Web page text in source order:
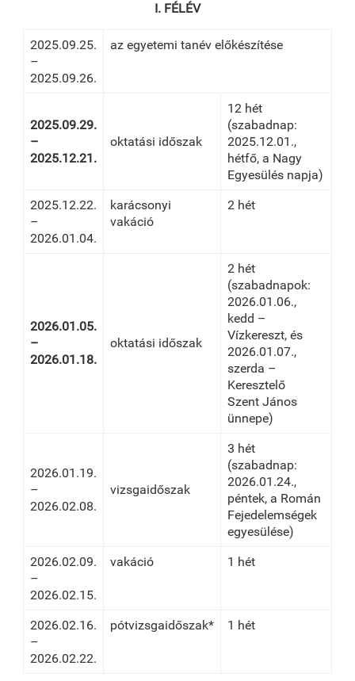
I. FÉLÉV
2025.09.25.
–
2025.09.26.
az egyetemi tanév előkészítése
2025.09.29.
–
2025.12.21.
oktatási időszak
12 hét
(szabadnap:
2025.12.01.,
hétfő, a Nagy
Egyesülés napja)
2025.12.22.
–
2026.01.04.
karácsonyi
vakáció
2 hét
2026.01.05.
–
2026.01.18.
oktatási időszak
2 hét
(szabadnapok:
2026.01.06.,
kedd –
Vízkereszt, és
2026.01.07.,
szerda –
Keresztelő
Szent János
ünnepe)
2026.01.19.
–
2026.02.08.
vizsgaidőszak
3 hét
(szabadnap:
2026.01.24.,
péntek, a Román
Fejedelemségek
egyesülése)
2026.02.09.
–
2026.02.15.
vakáció 1 hét
2026.02.16.
–
2026.02.22.
pótvizsgaidőszak* 1 hét